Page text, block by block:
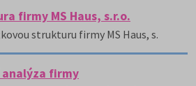
firmy MS Haus, s.r.o.
strukturu firmy MS Haus, s.
firmy